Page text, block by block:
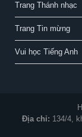
Trang Thánh nhạc
Trang Tin mừng
Vui học Tiếng Anh
Địa chỉ: 134/4,